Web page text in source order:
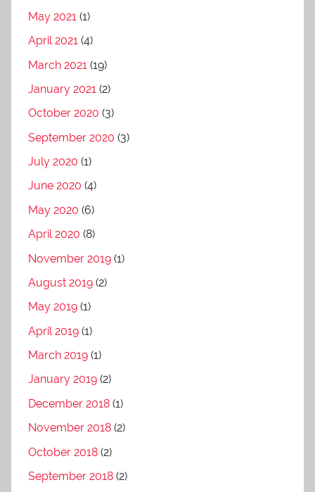
May 2021 (1)
April 2021 (4)
March 2021 (19)
January 2021 (2)
October 2020 (3)
September 2020 (3)
July 2020 (1)
June 2020 (4)
May 2020 (6)
April 2020 (8)
November 2019 (1)
August 2019 (2)
May 2019 (1)
April 2019 (1)
March 2019 (1)
January 2019 (2)
December 2018 (1)
November 2018 (2)
October 2018 (2)
September 2018 (2)